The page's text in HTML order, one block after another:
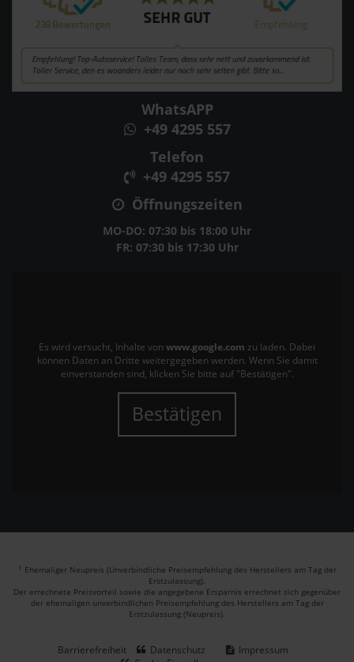
WhatsAPP
+49 4295 557
Telefon
+49 4295 557
Öffnungszeiten
MO-DO: 07:30 bis 18:00 Uhr
FR: 07:30 bis 17:30 Uhr
Es wird versucht, Inhalte von www.google.com zu laden. Dabei
können Daten an Dritte weitergegeben werden. Wenn Sie damit
einverstanden sind, klicken Sie bitte auf "Bestätigen".
Bestätigen
1 Ehemaliger Neupreis (Unverbindliche Preisempfehlung des Herstellers am Tag der
Erstzulassung).
Der errechnete Preisvorteil sowie die angegebene Ersparnis errechnet sich gegenüber
der ehemaligen unverbindlichen Preisempfehlung des Herstellers am Tag der
Erstzulassung (Neupreis).
Barrierefreiheit Datenschutz
Impressum